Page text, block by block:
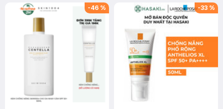
25ml (SL Có Hạn)
-46 % -33 %